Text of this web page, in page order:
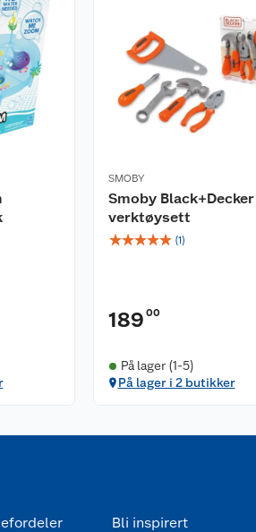
SMOBY
Smoby Black+Decker
verktøysett
☆☆☆☆☆ (1)
189 00
På lager (1-5)
På lager i 2 butikker
Bli inspirert